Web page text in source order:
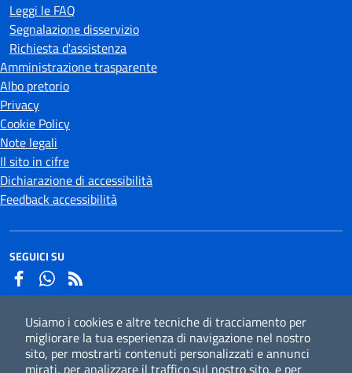
Usiamo i cookies e altre tecniche di tracciamento per
migliorare la tua esperienza di navigazione nel nostro
sito, per mostrarti contenuti personalizzati e annunci
mirati, per analizzare il traffico sul nostro sito, e per
Leggi le FAQ
Segnalazione disservizio
Richiesta d'assistenza
Amministrazione trasparente
Albo pretorio
Privacy
Cookie Policy
Note legali
Il sito in cifre
Dichiarazione di accessibilità
Feedback accessibilità
SEGUICI SU
FacebookWhatsapp
Iscriviti alla newsletter